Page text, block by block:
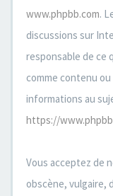
www.phpbb.com.
discussions sur
responsable de ce
comme contenu
informations au
https://
Vous acceptez de
obscène, vulgaire,